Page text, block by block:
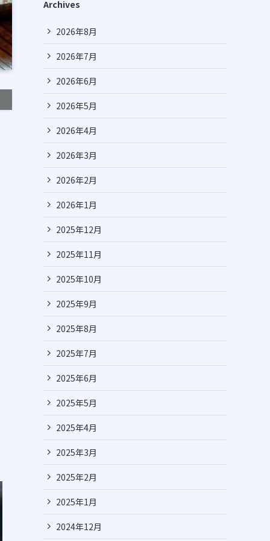
Archives
2026年8月
2026年7月
2026年6月
2026年5月
2026年4月
2026年3月
2026年2月
2026年1月
2025年12月
2025年11月
2025年10月
2025年9月
2025年8月
2025年7月
2025年6月
2025年5月
2025年4月
2025年3月
2025年2月
2025年1月
2024年12月